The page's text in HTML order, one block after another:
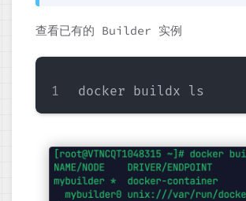
查看已有的 Builder 实例